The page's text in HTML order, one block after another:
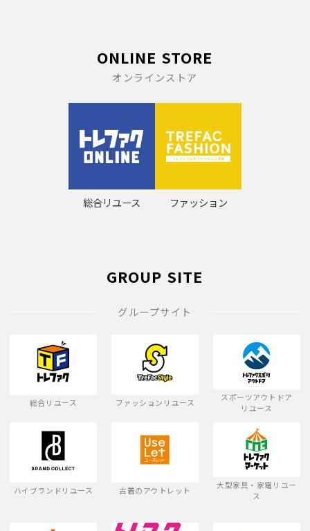
ONLINE STORE
オンラインストア
総合リユース ファッション
GROUP SITE
グループサイト
総合リユース ファッションリユース
スポーツアウトドア
リユース
ハイブランドリユース 古着のアウトレット
大型家具・家電リユー
ス